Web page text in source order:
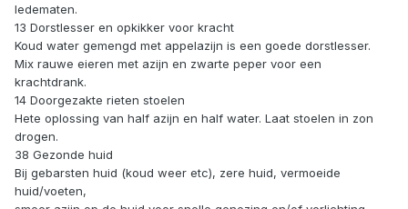
ledematen.
13 Dorstlesser en opkikker voor kracht
Koud water gemengd met appelazijn is een goede dorstlesser.
Mix rauwe eieren met azijn en zwarte peper voor een
krachtdrank.
14 Doorgezakte rieten stoelen
Hete oplossing van half azijn en half water. Laat stoelen in zon
drogen.
38 Gezonde huid
Bij gebarsten huid (koud weer etc), zere huid, vermoeide
huid/voeten,